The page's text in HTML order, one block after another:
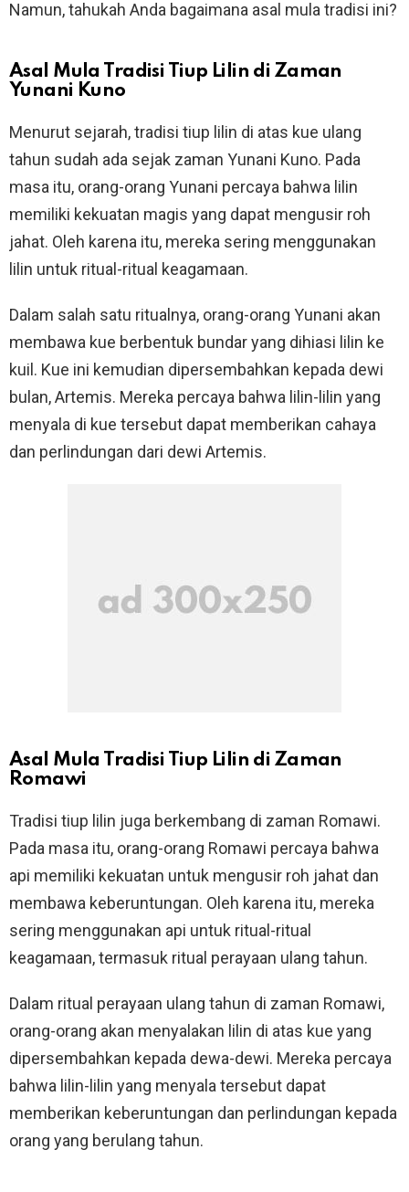
Namun, tahukah Anda bagaimana asal mula tradisi ini?
Asal Mula Tradisi Tiup Lilin di Zaman
Yunani Kuno
Menurut sejarah, tradisi tiup lilin di atas kue ulang
tahun sudah ada sejak zaman Yunani Kuno. Pada
masa itu, orang-orang Yunani percaya bahwa lilin
memiliki kekuatan magis yang dapat mengusir roh
jahat. Oleh karena itu, mereka sering menggunakan
lilin untuk ritual-ritual keagamaan.
Dalam salah satu ritualnya, orang-orang Yunani akan
membawa kue berbentuk bundar yang dihiasi lilin ke
kuil. Kue ini kemudian dipersembahkan kepada dewi
bulan, Artemis. Mereka percaya bahwa lilin-lilin yang
menyala di kue tersebut dapat memberikan cahaya
dan perlindungan dari dewi Artemis.
Asal Mula Tradisi Tiup Lilin di Zaman
Romawi
Tradisi tiup lilin juga berkembang di zaman Romawi.
Pada masa itu, orang-orang Romawi percaya bahwa
api memiliki kekuatan untuk mengusir roh jahat dan
membawa keberuntungan. Oleh karena itu, mereka
sering menggunakan api untuk ritual-ritual
keagamaan, termasuk ritual perayaan ulang tahun.
Dalam ritual perayaan ulang tahun di zaman Romawi,
orang-orang akan menyalakan lilin di atas kue yang
dipersembahkan kepada dewa-dewi. Mereka percaya
bahwa lilin-lilin yang menyala tersebut dapat
memberikan keberuntungan dan perlindungan kepada
orang yang berulang tahun.